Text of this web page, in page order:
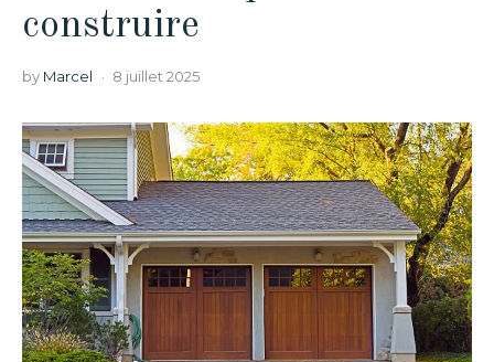
construire
by Marcel 8 juillet 2025